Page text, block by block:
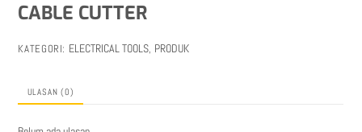
CABLE CUTTER
KATEGORI: ELECTRICAL TOOLS, PRODUK
ULASAN (0)